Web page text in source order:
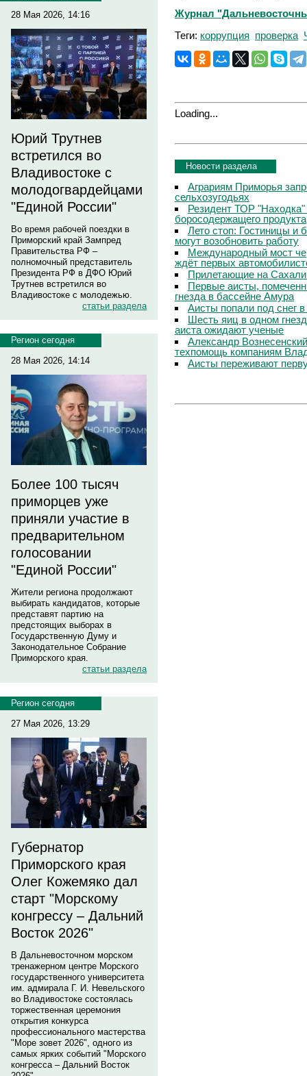
28 Мая 2026, 14:16
Юрий Трутнев
встретился во
Владивостоке с
молодогвардейцами
"Единой России"
Во время рабочей поездки в
Приморский край Зампред
Правительства РФ –
полномочный представитель
Президента РФ в ДФО Юрий
Трутнев встретился во
Владивостоке с молодежью.
статьи раздела
Регион сегодня
28 Мая 2026, 14:14
Более 100 тысяч
приморцев уже
приняли участие в
предварительном
голосовании
"Единой России"
Жители региона продолжают
выбирать кандидатов, которые
представят партию на
предстоящих выборах в
Государственную Думу и
Законодательное Собрание
Приморского края.
статьи раздела
Регион сегодня
27 Мая 2026, 13:29
Губернатор
Приморского края
Олег Кожемяко дал
старт "Морскому
конгрессу – Дальний
Восток 2026"
В Дальневосточном морском
тренажерном центре Морского
государственного университета
им. адмирала Г. И. Невельского
во Владивостоке состоялась
торжественная церемония
открытия конкурса
профессионального мастерства
"Море зовет 2026", одного из
самых ярких событий "Морского
конгресса – Дальний Восток
Журнал
Теги: коррупция проверка
Loading...
Новости раздела
Аграриям Приморья
сельхозугодьях
Резидент ТОР "Находка"
боросодержащего продукта
Лето стоп: Гостиницы и
могут возобновить работу
Международный мост
ждёт первых
Прилетающие на
Первые аисты,
гнезда в бассейне Амура
Аисты попали под снег
Шесть яиц в одном
аиста ожидают ученые
Александр
техпомощь компаниям
Аисты переживают